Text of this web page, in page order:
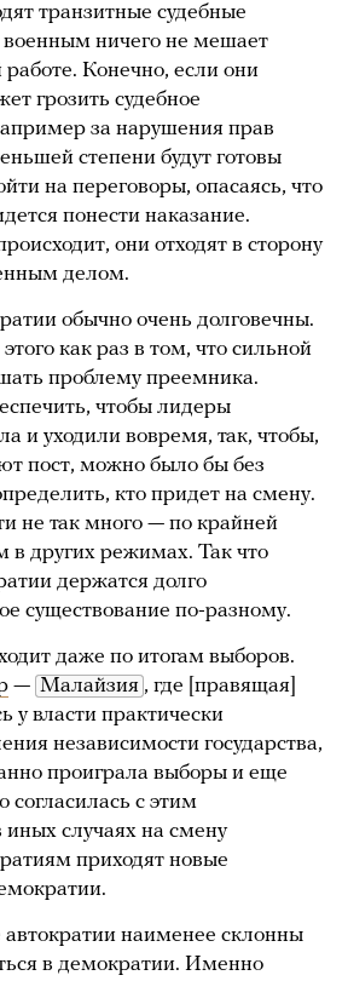
транзитные судебные
военным ничего не мешает
работе. Конечно, если они
грозить судебное
за нарушения прав
степени будут готовы
на переговоры, опасаясь, что
понести наказание.
они отходят в сторону
делом.
обычно очень долговечны.
как раз в том, что сильной
проблему преемника.
чтобы лидеры
и уходили вовремя, так, чтобы,
пост, можно было бы без
кто придет на смену.
не так много — по крайней
других режимах. Так что
держатся долго
существование по-разному.
даже по итогам выборов.
— Малайзия , где [правящая]
у власти практически
независимости государства,
проиграла выборы и еще
согласилась с этим
иных случаях на смену
приходят новые
наименее склонны
в демократии. Именно